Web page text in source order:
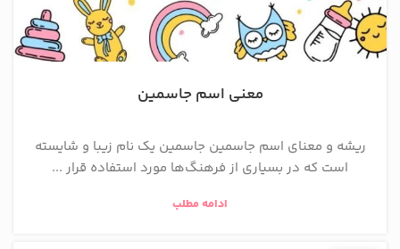
معنی اسم جاسمین
ریشه و معنای اسم جاسمین جاسمین یک نام زیبا و شایسته
است که در بسیاری از فرهنگ‌ها مورد استفاده قرار ...
ادامه مطلب